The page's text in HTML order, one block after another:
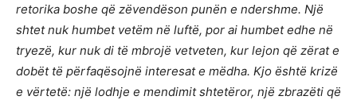
retorika boshe që zëvendëson punën e ndershme. Një
shtet nuk humbet vetëm në luftë, por ai humbet edhe në
tryezë, kur nuk di të mbrojë vetveten, kur lejon që zërat e
dobët të përfaqësojnë interesat e mëdha. Kjo është krizë
e vërtetë: një lodhje e mendimit shtetëror, një zbrazëti që